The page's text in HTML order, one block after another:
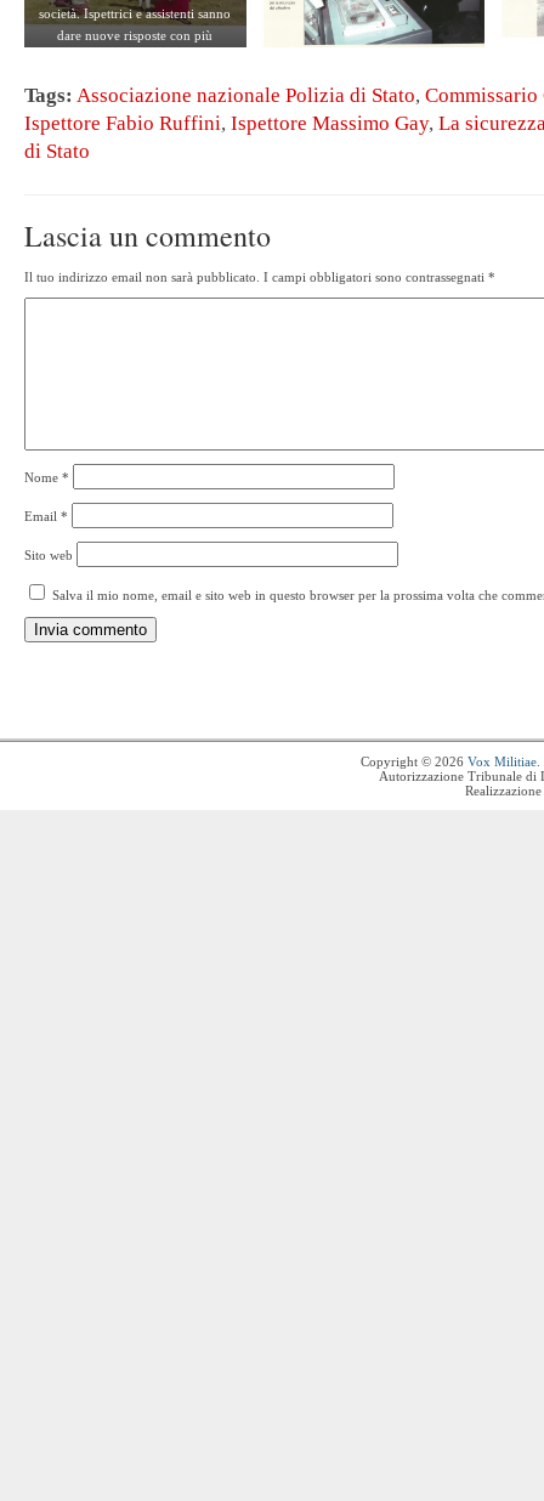
società. Ispettrici e assistenti sanno
dare nuove risposte con più
che interessano le categorie più
esposte (donne, minori …).
Un’assistente si intrattiene con un
Tags: Associazione nazionale Polizia di Stato,
Ispettore Fabio Ruffini, Ispettore Massimo Gay, La
di Stato
Lascia un commento
Il tuo indirizzo email non sarà pubblicato. I campi obbligatori sono contrassegnati *
Nome *
Email *
Sito web
Salva il mio nome, email e sito web in questo browser per la prossima volta che
Copyright © 2026 Vox Militiae
Autorizzazione Tribunale di